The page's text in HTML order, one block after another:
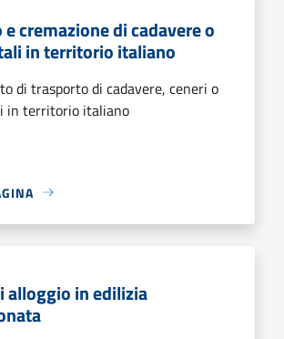
cremazione di cadavere o
in territorio italiano
di trasporto di cadavere, ceneri o
in territorio italiano
alloggio in edilizia